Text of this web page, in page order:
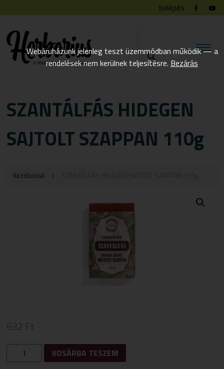
belépés
SZANTÁLFÁS HIDEGEN
SAJTOLT SZAPPAN 110g
Kezdőoldal
632 Ft
SZANTÁLFÁS
HIDEGEN
KOSÁRBA TESZEM
Webáruházunk jelenleg teszt üzemmódban működik — a
rendelések nem kerülnek teljesítésre. Bezárás